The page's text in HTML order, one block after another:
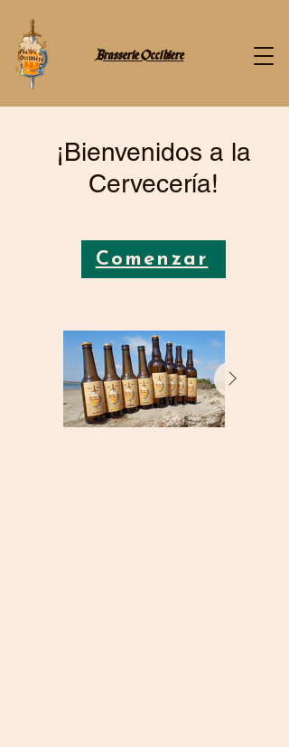
Brasserie Occibiere
¡Bienvenidos a la
Cervecería!
Comenzar